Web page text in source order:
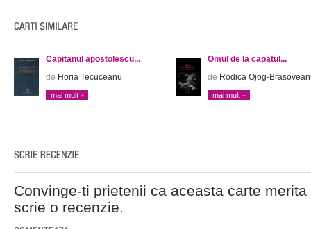
Capitanul apostolescu...
de Horia Tecuceanu
mai mult
Omul de la capatul...
de Rodica Ojog-
mai mult
Convinge-ti prietenii ca aceasta carte
scrie o recenzie.